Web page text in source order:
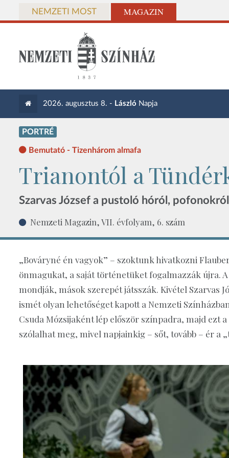
NEMZETI MOST MAGAZIN
2026. augusztus 8. - László Napja
PORTRÉ
Bemutató - Tizenhárom almafa
Trianontól a
Szarvas József a pustoló hóról,
Nemzeti Magazin, VII. évfolyam, 6. szám
„Bováryné én vagyok” – szoktunk hivatkozni
önmagukat, a saját történetüket fogalmazzák újra.
mondják, mások szerepét játsszák. Kivétel Szarvas
ismét olyan lehetőséget kapott a Nemzeti
Csuda Mózsijaként lép először színpadra, majd ezt
szólalhat meg, mivel napjainkig – sőt, tovább – ér a